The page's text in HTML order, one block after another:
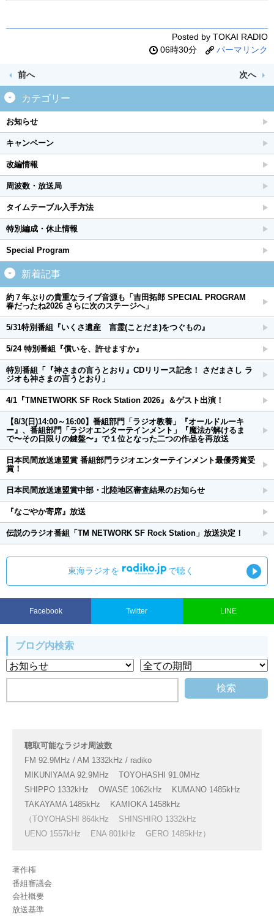
Posted by TOKAI RADIO
06時30分
パーマリンク
前へ 次へ
カテゴリー
お知らせ
キャンペーン
改編情報
周波数・放送局
タイムテーブル入手方法
特別編成・休止情報
Special Program
新着記事
約７年ぶりの貴重なライブ音源も「吉田拓郎 SPECIAL PROGRAM
春だったね2026 さらに次のステージへ」
5/31特別番組『いくさ遺産 言霊(ことだま)をつぐもの』
5/24 特別番組『償いを、許せますか』
特別番組「『神さまの言うとおり』CDリリース記念！ さだまさし ラ
ジオも神さまの言うとおり」
4/1『TMNETWORK SF Rock Station 2026』＆ゲスト出演！
【8/3(日)14:00～16:00】番組部門「ラジオ教養」『オールドルーキ
ー』、番組部門「ラジオエンターテインメント」『魔法が解けるま
で〜その日限りの鍵盤〜』で１位となった二つの作品を再放送
日本民間放送連盟賞 番組部門ラジオエンターテインメント最優秀賞受
賞！
日本民間放送連盟賞中部・北陸地区審査結果のお知らせ
『なごやか寄席』放送
伝説のラジオ番組「TM NETWORK SF Rock Station」放送決定！
東海ラジオを で聴く
Facebook Twitter LINE
ブログ内検索
聴取可能なラジオ周波数
FM 92.9MHz / AM 1332kHz / radiko
MIKUNIYAMA 92.9MHz
TOYOHASHI 91.0MHz
SHIPPO 1332kHz
OWASE 1062kHz
KUMANO 1485kHz
TAKAYAMA 1485kHz
KAMIOKA 1458kHz
（TOYOHASHI 864kHz
SHINSHIRO 1332kHz
UENO 1557kHz
ENA 801kHz GERO 1485kHz）
著作権
番組審議会
会社概要
放送基準